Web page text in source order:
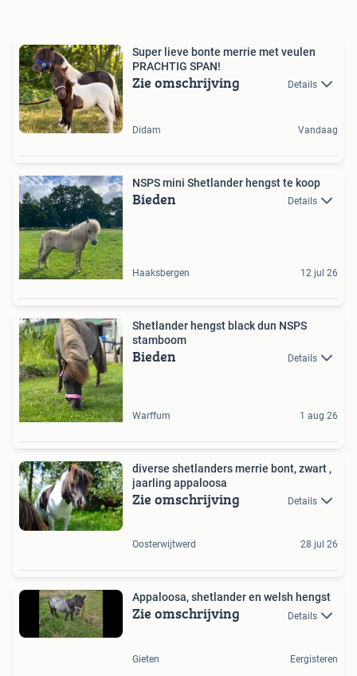
Super lieve bonte merrie met veulen
PRACHTIG SPAN!
Zie omschrijving Details
Didam Vandaag
NSPS mini Shetlander hengst te koop
Bieden Details
Haaksbergen 12 jul 26
Shetlander hengst black dun NSPS
stamboom
Bieden Details
Warffum 1 aug 26
diverse shetlanders merrie bont, zwart ,
jaarling appaloosa
Zie omschrijving Details
Oosterwijtwerd 28 jul 26
Appaloosa, shetlander en welsh hengst
Zie omschrijving Details
Gieten Eergisteren